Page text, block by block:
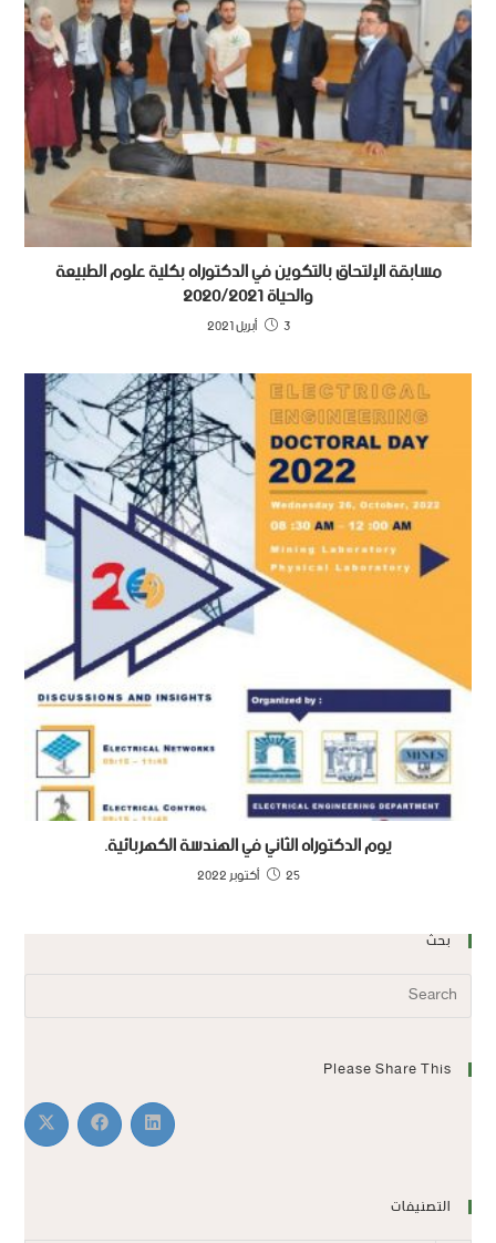
مسابقة الإلتحاق بالتكوين في الدكتوراه بكلية علوم الطبيعة
والحياة 2020/2021
3 أبريل 2021
يوم الدكتوراه الثاني في الهندسة الكهربائية.
25 أكتوبر 2022
بحث
Please Share This
التصنيفات